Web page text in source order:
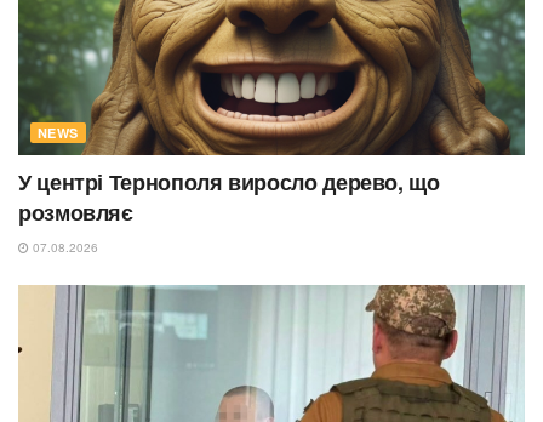
NEWS
У центрі Тернополя виросло дерево, що
розмовляє
07.08.2026